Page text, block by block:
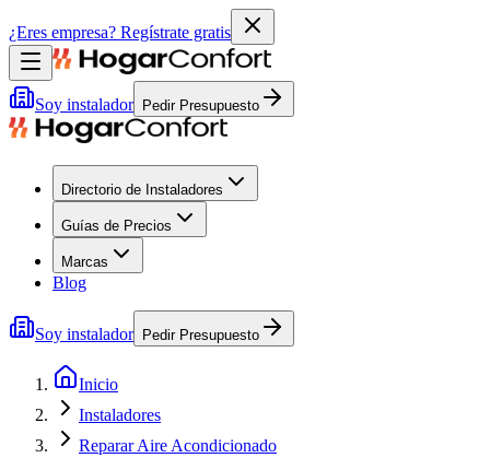
¿Eres empresa? Regístrate gratis
Soy instalador Pedir Presupuesto
Directorio de Instaladores
Guías de Precios
Marcas
Blog
Soy instalador Pedir Presupuesto
Inicio
Instaladores
Reparar Aire Acondicionado